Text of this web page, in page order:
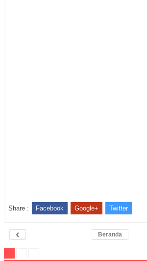
Share : Facebook Google+ Twitter
‹ Beranda